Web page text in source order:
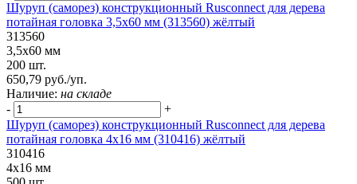
Шуруп (саморез) конструкционный Rusconnect для дерева
потайная головка 3,5х60 мм (313560) жёлтый
313560
3,5х60 мм
200 шт.
650,79 руб./уп.
Наличие: на складе
-
+
Шуруп (саморез) конструкционный Rusconnect для дерева
потайная головка 4х16 мм (310416) жёлтый
310416
4х16 мм